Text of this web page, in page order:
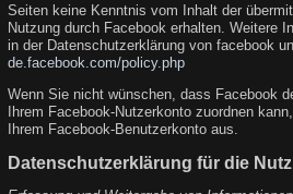
Seiten keine Kenntnis vom Inhalt der
Nutzung durch Facebook erhalten. Weitere
in der Datenschutzerklärung von facebook
de.facebook.com/policy.php
Wenn Sie nicht wünschen, dass Facebook
Ihrem Facebook-Nutzerkonto zuordnen
Ihrem Facebook-Benutzerkonto aus.
Datenschutzerklärung für die